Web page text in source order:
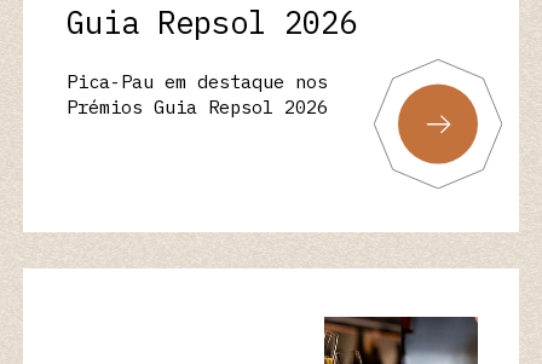
Guia Repsol 2026
Pica-Pau em destaque nos
Prémios Guia Repsol 2026